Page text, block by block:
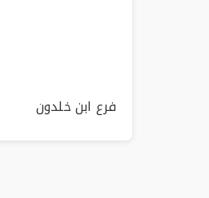
فرع ابن خلدون